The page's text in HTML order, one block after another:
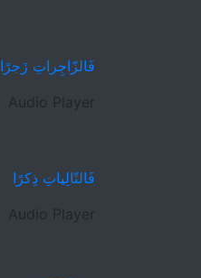
فَالزّاجِراتِ زَجرًا
Audio Player
فَالتّالِياتِ ذِكرًا
Audio Player